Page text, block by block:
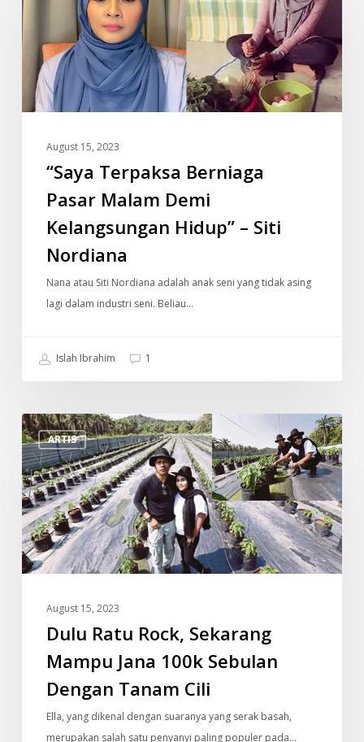
Berniaga
Malam
Demi
Kelangsungan
Hidup”
Nordiana
August 15, 2023
“Saya Terpaksa Berniaga
Pasar Malam Demi
Kelangsungan Hidup” – Siti
Nordiana
Nana atau Siti Nordiana adalah anak seni yang tidak asing
lagi dalam industri seni. Beliau…
Islah Ibrahim 1
ARTIS
Dulu
Ratu
Rock,
Sekarang
Mampu
Jana
100k
Sebulan
TanamAugust 15, 2023
Dulu Ratu Rock, Sekarang
Mampu Jana 100k Sebulan
Dengan Tanam Cili
Ella, yang dikenal dengan suaranya yang serak basah,
merupakan salah satu penyanyi paling populer pada…